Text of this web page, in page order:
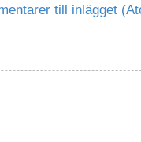
till inlägget